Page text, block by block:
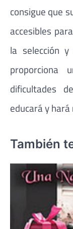
consigue que
accesibles
la selección
proporciona
dificultades
educará y
También